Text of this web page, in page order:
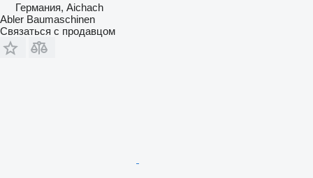
Германия, Aichach
Abler Baumaschinen
Связаться с продавцом